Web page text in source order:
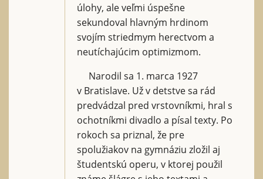
úlohy, ale veľmi úspešne
sekundoval hlavným hrdinom
svojím striedmym herectvom a
neutíchajúcim optimizmom.
Narodil sa 1. marca 1927
v Bratislave. Už v detstve sa rád
predvádzal pred vrstovníkmi, hral s
ochotníkmi divadlo a písal texty. Po
rokoch sa priznal, že pre
spolužiakov na gymnáziu zložil aj
študentskú operu, v ktorej použil